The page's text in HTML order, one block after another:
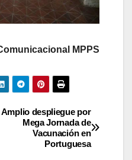
MPPS
Amplio despliegue por
Mega Jornada de
Vacunación en
Portuguesa